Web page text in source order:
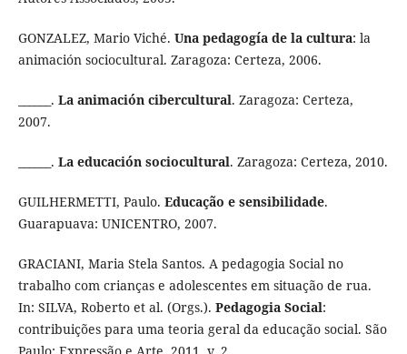
GONZALEZ, Mario Viché. Una pedagogía de la cultura: la
animación sociocultural. Zaragoza: Certeza, 2006.
______. La animación cibercultural. Zaragoza: Certeza,
2007.
______. La educación sociocultural. Zaragoza: Certeza, 2010.
GUILHERMETTI, Paulo. Educação e sensibilidade.
Guarapuava: UNICENTRO, 2007.
GRACIANI, Maria Stela Santos. A pedagogia Social no
trabalho com crianças e adolescentes em situação de rua.
In: SILVA, Roberto et al. (Orgs.). Pedagogia Social:
contribuições para uma teoria geral da educação social. São